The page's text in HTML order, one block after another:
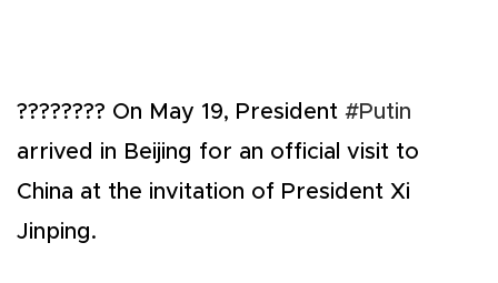
???????? On May 19, President #Putin
arrived in Beijing for an official visit to
China at the invitation of President Xi
Jinping.